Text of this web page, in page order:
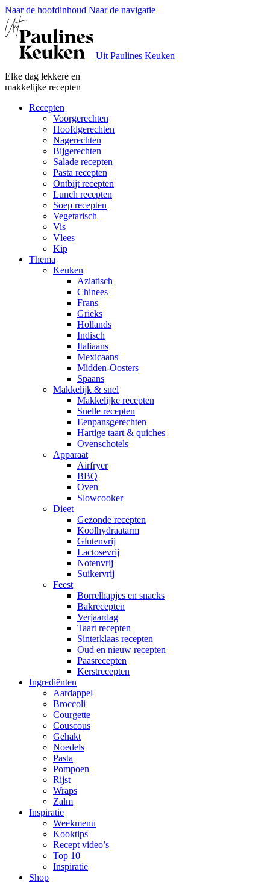
Naar de hoofdinhoud Naar de navigatie
Uit Paulines Keuken
Elke dag lekkere en
makkelijke recepten
Recepten
Voorgerechten
Hoofdgerechten
Nagerechten
Bijgerechten
Salade recepten
Pasta recepten
Ontbijt recepten
Lunch recepten
Soep recepten
Vegetarisch
Vis
Vlees
Kip
Thema
Keuken
Aziatisch
Chinees
Frans
Grieks
Hollands
Indisch
Italiaans
Mexicaans
Midden-Oosters
Spaans
Makkelijk & snel
Makkelijke recepten
Snelle recepten
Eenpansgerechten
Hartige taart & quiches
Ovenschotels
Apparaat
Airfryer
BBQ
Oven
Slowcooker
Dieet
Gezonde recepten
Koolhydraatarm
Glutenvrij
Lactosevrij
Notenvrij
Suikervrij
Feest
Borrelhapjes en snacks
Bakrecepten
Verjaardag
Taart recepten
Sinterklaas recepten
Oud en nieuw recepten
Paasrecepten
Kerstrecepten
Ingrediënten
Aardappel
Broccoli
Courgette
Couscous
Gehakt
Noedels
Pasta
Pompoen
Rijst
Wraps
Zalm
Inspiratie
Weekmenu
Kooktips
Recept video’s
Top 10
Inspiratie
Shop